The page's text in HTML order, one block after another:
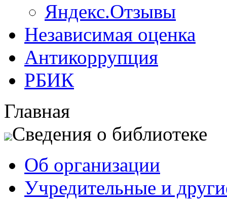
Яндекс.Отзывы
Независимая оценка
Антикоррупция
РБИК
Главная
Сведения о библиотеке
Об организации
Учредительные и